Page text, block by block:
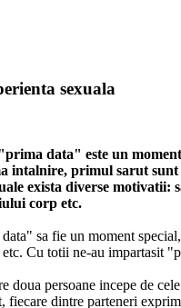
sexuala
data" este un
intalnire, primul sarut
exista diverse
corp etc.
sa fie un moment
Cu totii ne-au impartasit
doua persoane incepe de
fiecare dintre parteneri